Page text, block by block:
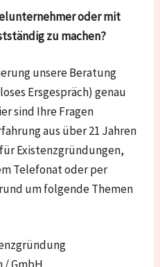
oder mit
zu machen?
unsere Beratung
Ersgespräch) genau
sind Ihre Fragen
aus über 21 Jahren
Existenzgründungen,
Telefonat oder per
um folgende Themen